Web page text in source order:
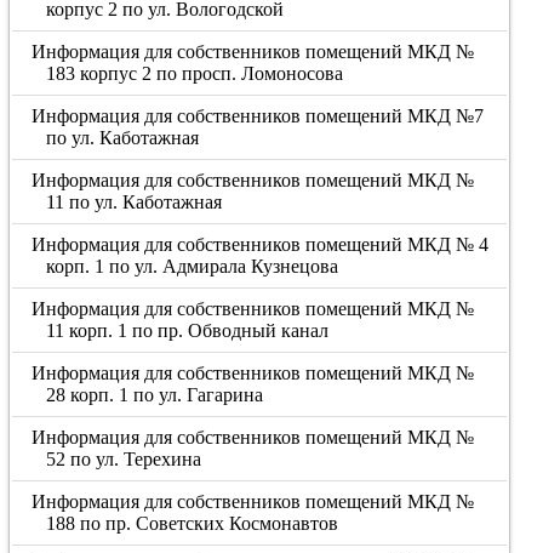
корпус 2 по ул. Вологодской
Информация для собственников помещений МКД №
183 корпус 2 по просп. Ломоносова
Информация для собственников помещений МКД №7
по ул. Каботажная
Информация для собственников помещений МКД №
11 по ул. Каботажная
Информация для собственников помещений МКД № 4
корп. 1 по ул. Адмирала Кузнецова
Информация для собственников помещений МКД №
11 корп. 1 по пр. Обводный канал
Информация для собственников помещений МКД №
28 корп. 1 по ул. Гагарина
Информация для собственников помещений МКД №
52 по ул. Терехина
Информация для собственников помещений МКД №
188 по пр. Советских Космонавтов